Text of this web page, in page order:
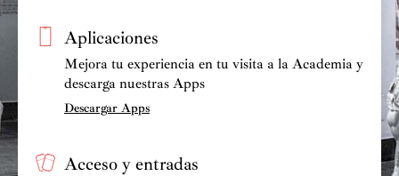
Aplicaciones
Mejora tu experiencia en tu visita a la Academia y
descarga nuestras Apps
Descargar Apps
Acceso y entradas